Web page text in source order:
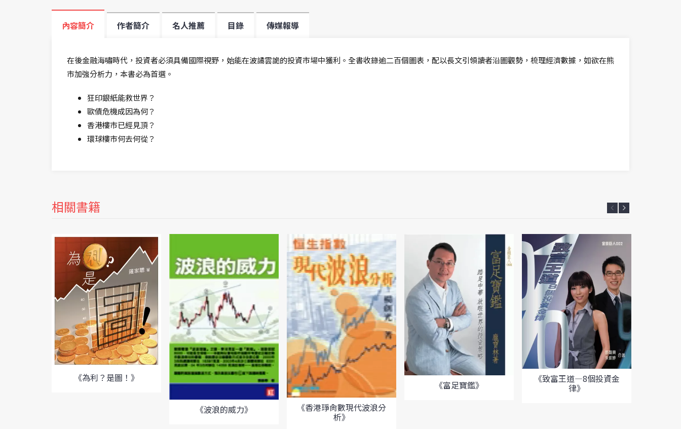
內容簡介 作者簡介 名人推薦 目錄 傳媒報導
在後金融海嘯時代，投資者必須具備國際視野，始能在波譎雲詭的投資市場中獲利。全書收錄逾二百個圖表，配以長文引領讀者沿圖觀勢，梳理經濟數據，如欲在熊
市加強分析力，本書必為首選。
狂印銀紙能救世界？
歐債危機成因為何？
香港樓市已經見頂？
環球樓市何去何從？
相關書籍
《為利？是圖！》
《波浪的威力》 《香港琤肏數現代波浪分
析》
《富足寶鑑》
《致富王道—8個投資金
律》